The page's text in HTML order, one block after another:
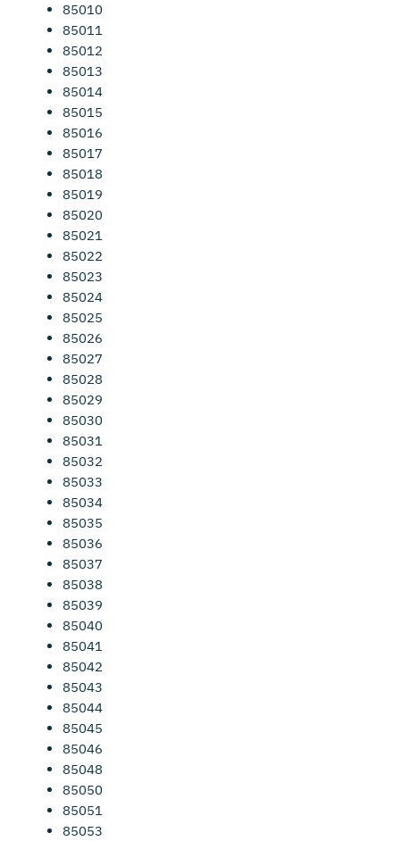
85010
85011
85012
85013
85014
85015
85016
85017
85018
85019
85020
85021
85022
85023
85024
85025
85026
85027
85028
85029
85030
85031
85032
85033
85034
85035
85036
85037
85038
85039
85040
85041
85042
85043
85044
85045
85046
85048
85050
85051
85053